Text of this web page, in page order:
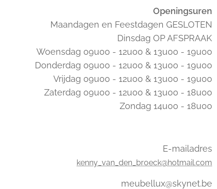
Openingsuren
Maandagen en Feestdagen GESLOTEN
Dinsdag OP AFSPRAAK
Woensdag 09u00 - 12u00 & 13u00 - 19u00
Donderdag 09u00 - 12u00 & 13u00 - 19u00
Vrijdag 09u00 - 12u00 & 13u00 - 19u00
Zaterdag 09u00 - 12u00 & 13u00 - 18u00
Zondag 14u00 - 18u00
E-mailadres
kenny_van_den_broeck@hotmail.com
meubellux@skynet.be